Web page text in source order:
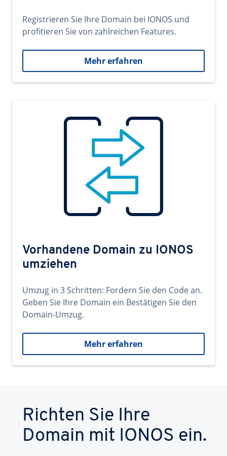
Registrieren Sie Ihre Domain bei IONOS und
profitieren Sie von zahlreichen Features.
Mehr erfahren
Vorhandene Domain zu IONOS
umziehen
Umzug in 3 Schritten: Fordern Sie den Code an.
Geben Sie Ihre Domain ein Bestätigen Sie den
Domain-Umzug.
Mehr erfahren
Richten Sie Ihre
Domain mit IONOS ein.